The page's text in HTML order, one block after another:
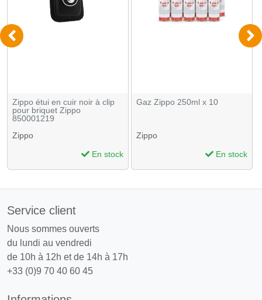
Zippo étui en cuir noir à clip
pour briquet Zippo
850001219
Zippo
En stock
Gaz Zippo 250ml x 10
Zippo
En stock
Service client
Nous sommes ouverts
du lundi au vendredi
de 10h à 12h et de 14h à 17h
+33 (0)9 70 40 60 45